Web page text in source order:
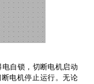
电自锁，切断电机启动
断电机停止运行。无论